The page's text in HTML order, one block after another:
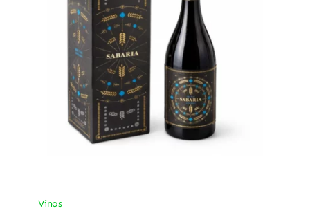
Vinos